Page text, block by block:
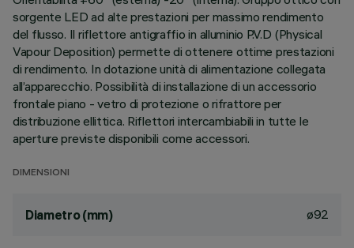
sorgente LED ad alte prestazioni per massimo rendimento
del flusso. Il riflettore antigraffio in alluminio P.V.D (Physical
Vapour Deposition) permette di ottenere ottime prestazioni
di rendimento. In dotazione unità di alimentazione collegata
all’apparecchio. Possibilità di installazione di un accessorio
frontale piano - vetro di protezione o rifrattore per
distribuzione ellittica. Riflettori intercambiabili in tutte le
aperture previste disponibili come accessori.
DIMENSIONI
Diametro (mm) ø92